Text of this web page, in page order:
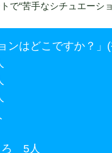
で“苦手なシチュエーシ
ンはどこですか？」(
人
ろ 5人